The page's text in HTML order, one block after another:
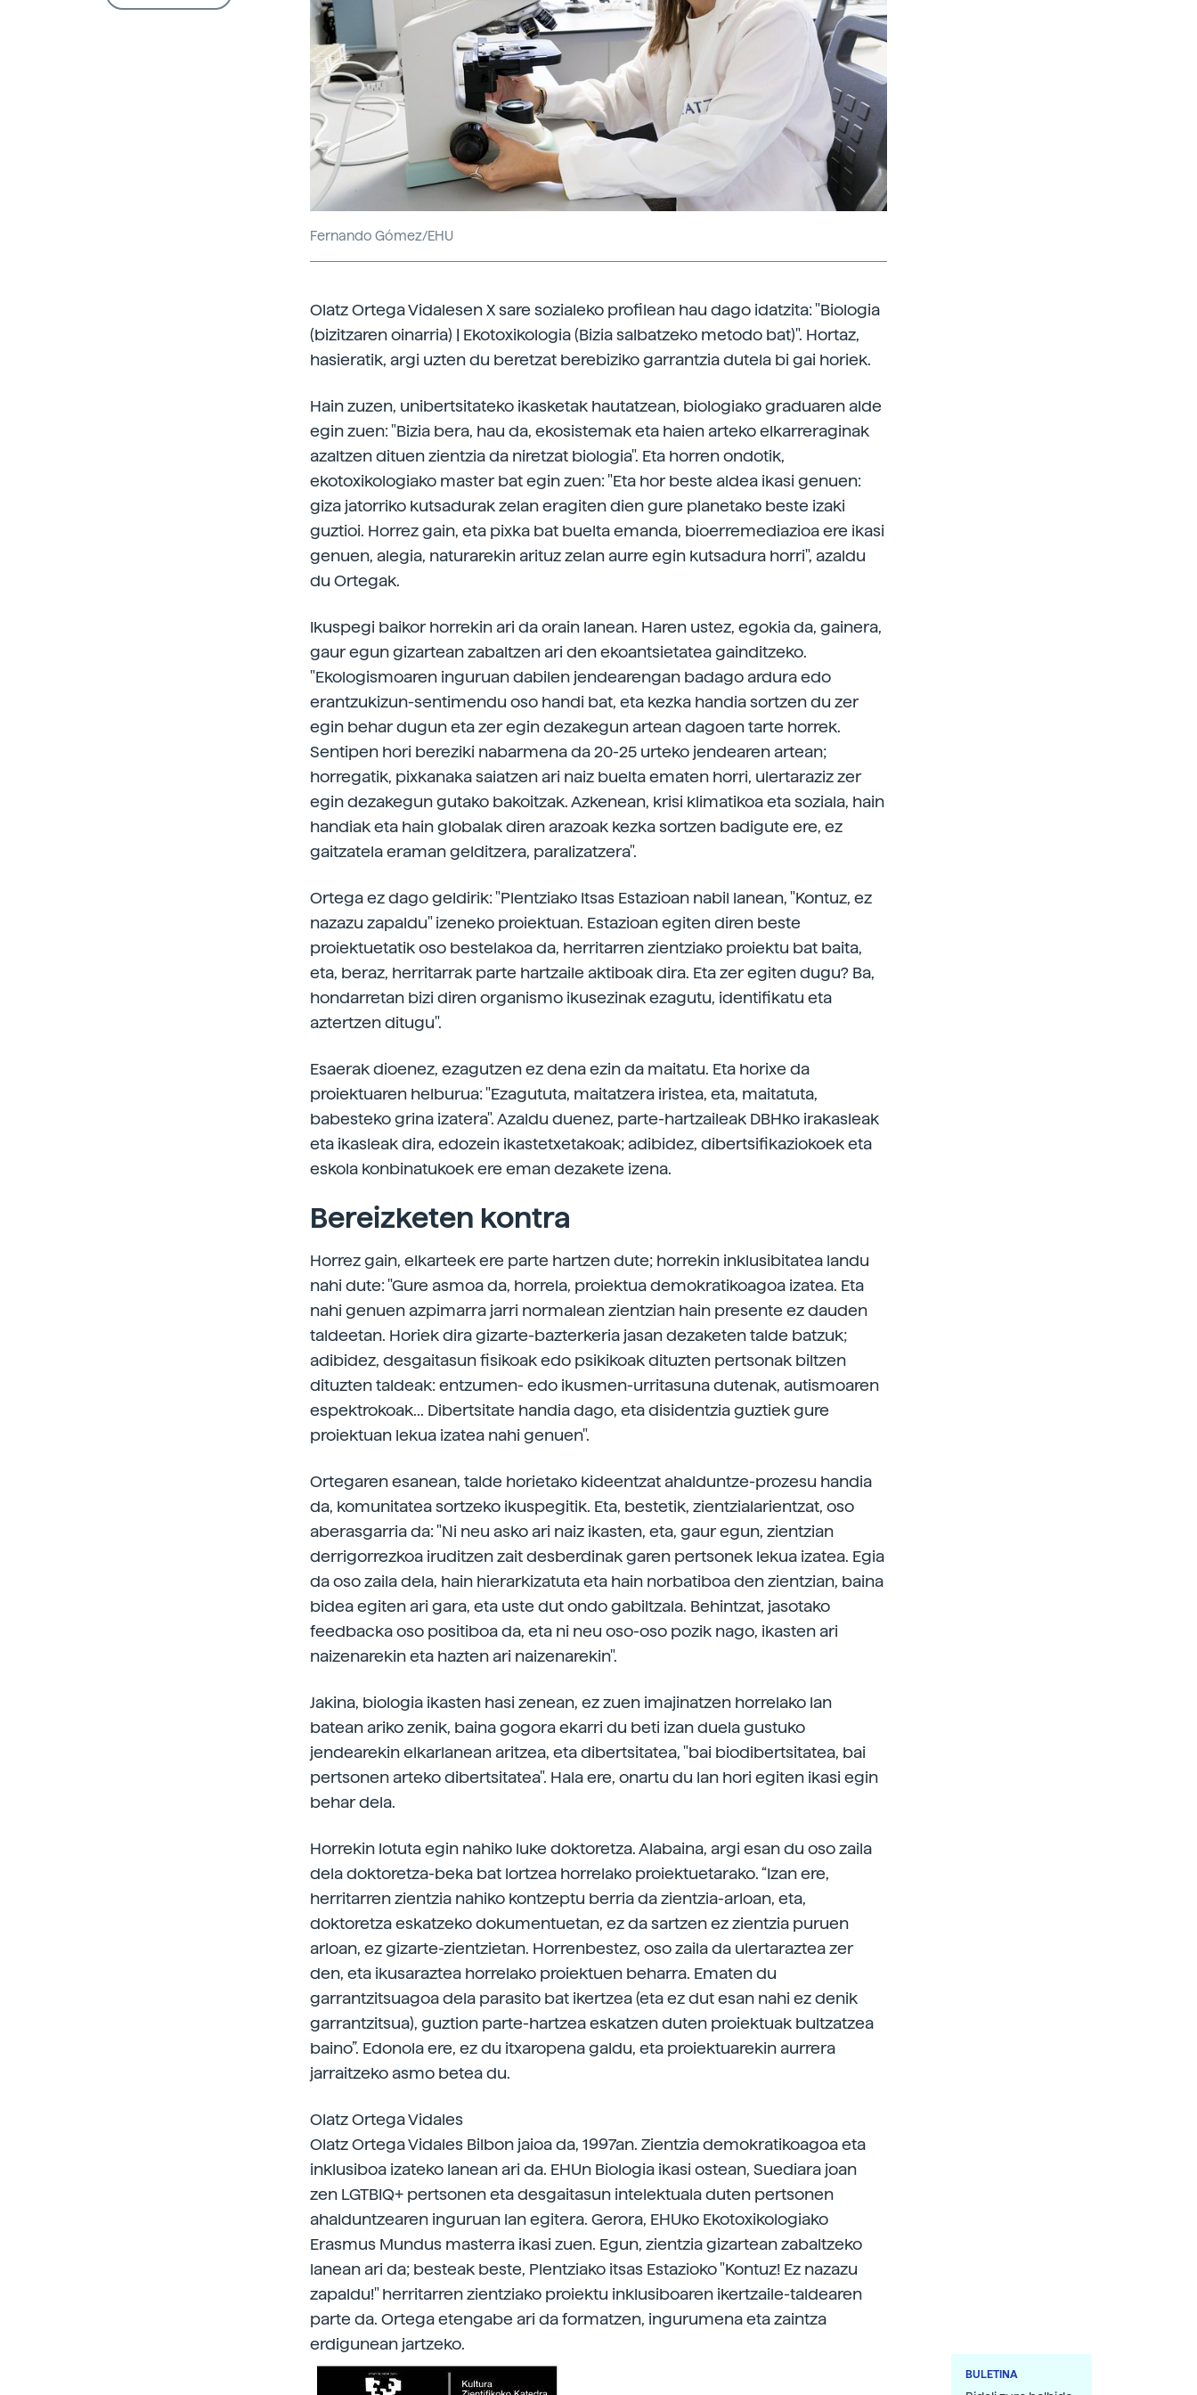
Fernando Gómez/EHU
Olatz Ortega Vidalesen X sare sozialeko profilean hau dago idatzita: "Biologia
(bizitzaren oinarria) | Ekotoxikologia (Bizia salbatzeko metodo bat)". Hortaz,
hasieratik, argi uzten du beretzat berebiziko garrantzia dutela bi gai horiek.
Hain zuzen, unibertsitateko ikasketak hautatzean, biologiako graduaren alde
egin zuen: "Bizia bera, hau da, ekosistemak eta haien arteko elkarreraginak
azaltzen dituen zientzia da niretzat biologia". Eta horren ondotik,
ekotoxikologiako master bat egin zuen: "Eta hor beste aldea ikasi genuen:
giza jatorriko kutsadurak zelan eragiten dien gure planetako beste izaki
guztioi. Horrez gain, eta pixka bat buelta emanda, bioerremediazioa ere ikasi
genuen, alegia, naturarekin arituz zelan aurre egin kutsadura horri", azaldu
du Ortegak.
Ikuspegi baikor horrekin ari da orain lanean. Haren ustez, egokia da, gainera,
gaur egun gizartean zabaltzen ari den ekoantsietatea gainditzeko.
"Ekologismoaren inguruan dabilen jendearengan badago ardura edo
erantzukizun-sentimendu oso handi bat, eta kezka handia sortzen du zer
egin behar dugun eta zer egin dezakegun artean dagoen tarte horrek.
Sentipen hori bereziki nabarmena da 20-25 urteko jendearen artean;
horregatik, pixkanaka saiatzen ari naiz buelta ematen horri, ulertaraziz zer
egin dezakegun gutako bakoitzak. Azkenean, krisi klimatikoa eta soziala, hain
handiak eta hain globalak diren arazoak kezka sortzen badigute ere, ez
gaitzatela eraman gelditzera, paralizatzera".
Ortega ez dago geldirik: "Plentziako Itsas Estazioan nabil lanean, "Kontuz, ez
nazazu zapaldu" izeneko proiektuan. Estazioan egiten diren beste
proiektuetatik oso bestelakoa da, herritarren zientziako proiektu bat baita,
eta, beraz, herritarrak parte hartzaile aktiboak dira. Eta zer egiten dugu? Ba,
hondarretan bizi diren organismo ikusezinak ezagutu, identifikatu eta
aztertzen ditugu".
Esaerak dioenez, ezagutzen ez dena ezin da maitatu. Eta horixe da
proiektuaren helburua: "Ezagututa, maitatzera iristea, eta, maitatuta,
babesteko grina izatera". Azaldu duenez, parte-hartzaileak DBHko irakasleak
eta ikasleak dira, edozein ikastetxetakoak; adibidez, dibertsifikaziokoek eta
eskola konbinatukoek ere eman dezakete izena.
Bereizketen kontra
Horrez gain, elkarteek ere parte hartzen dute; horrekin inklusibitatea landu
nahi dute: "Gure asmoa da, horrela, proiektua demokratikoagoa izatea. Eta
nahi genuen azpimarra jarri normalean zientzian hain presente ez dauden
taldeetan. Horiek dira gizarte-bazterkeria jasan dezaketen talde batzuk;
adibidez, desgaitasun fisikoak edo psikikoak dituzten pertsonak biltzen
dituzten taldeak: entzumen- edo ikusmen-urritasuna dutenak, autismoaren
espektrokoak... Dibertsitate handia dago, eta disidentzia guztiek gure
proiektuan lekua izatea nahi genuen".
Ortegaren esanean, talde horietako kideentzat ahalduntze-prozesu handia
da, komunitatea sortzeko ikuspegitik. Eta, bestetik, zientzialarientzat, oso
aberasgarria da: "Ni neu asko ari naiz ikasten, eta, gaur egun, zientzian
derrigorrezkoa iruditzen zait desberdinak garen pertsonek lekua izatea. Egia
da oso zaila dela, hain hierarkizatuta eta hain norbatiboa den zientzian, baina
bidea egiten ari gara, eta uste dut ondo gabiltzala. Behintzat, jasotako
feedbacka oso positiboa da, eta ni neu oso-oso pozik nago, ikasten ari
naizenarekin eta hazten ari naizenarekin".
Jakina, biologia ikasten hasi zenean, ez zuen imajinatzen horrelako lan
batean ariko zenik, baina gogora ekarri du beti izan duela gustuko
jendearekin elkarlanean aritzea, eta dibertsitatea, "bai biodibertsitatea, bai
pertsonen arteko dibertsitatea". Hala ere, onartu du lan hori egiten ikasi egin
behar dela.
Horrekin lotuta egin nahiko luke doktoretza. Alabaina, argi esan du oso zaila
dela doktoretza-beka bat lortzea horrelako proiektuetarako. “Izan ere,
herritarren zientzia nahiko kontzeptu berria da zientzia-arloan, eta,
doktoretza eskatzeko dokumentuetan, ez da sartzen ez zientzia puruen
arloan, ez gizarte-zientzietan. Horrenbestez, oso zaila da ulertaraztea zer
den, eta ikusaraztea horrelako proiektuen beharra. Ematen du
garrantzitsuagoa dela parasito bat ikertzea (eta ez dut esan nahi ez denik
garrantzitsua), guztion parte-hartzea eskatzen duten proiektuak bultzatzea
baino”. Edonola ere, ez du itxaropena galdu, eta proiektuarekin aurrera
jarraitzeko asmo betea du.
Olatz Ortega Vidales
Olatz Ortega Vidales Bilbon jaioa da, 1997an. Zientzia demokratikoagoa eta
inklusiboa izateko lanean ari da. EHUn Biologia ikasi ostean, Suediara joan
zen LGTBIQ+ pertsonen eta desgaitasun intelektuala duten pertsonen
ahalduntzearen inguruan lan egitera. Gerora, EHUko Ekotoxikologiako
Erasmus Mundus masterra ikasi zuen. Egun, zientzia gizartean zabaltzeko
lanean ari da; besteak beste, Plentziako itsas Estazioko "Kontuz! Ez nazazu
zapaldu!" herritarren zientziako proiektu inklusiboaren ikertzaile-taldearen
parte da. Ortega etengabe ari da formatzen, ingurumena eta zaintza
erdigunean jartzeko.
BULETINA